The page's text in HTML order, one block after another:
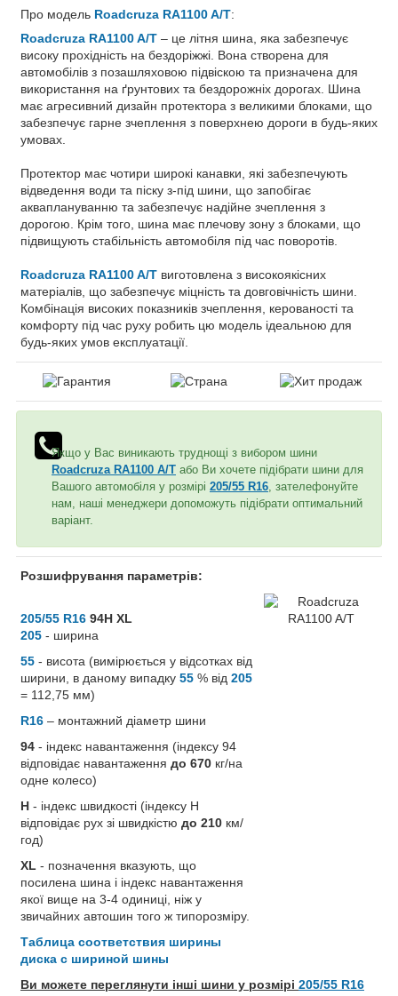
Про модель Roadcruza RA1100 A/T:
Roadcruza RA1100 A/T – це літня шина, яка забезпечує
високу прохідність на бездоріжжі. Вона створена для
автомобілів з позашляховою підвіскою та призначена для
використання на ґрунтових та бездорожніх дорогах. Шина
має агресивний дизайн протектора з великими блоками, що
забезпечує гарне зчеплення з поверхнею дороги в будь-яких
умовах.
Протектор має чотири широкі канавки, які забезпечують
відведення води та піску з-під шини, що запобігає
акваплануванню та забезпечує надійне зчеплення з
дорогою. Крім того, шина має плечову зону з блоками, що
підвищують стабільність автомобіля під час поворотів.
Roadcruza RA1100 A/T виготовлена ​​з високоякісних
матеріалів, що забезпечує міцність та довговічність шини.
Комбінація високих показників зчеплення, керованості та
комфорту під час руху робить цю модель ідеальною для
будь-яких умов експлуатації.
Якщо у Вас виникають труднощі з вибором шини
Roadcruza RA1100 A/T або Ви хочете підібрати шини для
Вашого автомобіля у розмірі 205/55 R16 , зателефонуйте
нам, наші менеджери допоможуть підібрати оптимальний
варіант.
Розшифрування параметрів:
205/55 R16 94H XL
205 - ширина
55 - висота (вимірюється у відсотках від
ширини, в даному випадку 55 % від 205
= 112,75 мм)
R16 – монтажний діаметр шини
94 - індекс навантаження (індексу 94
відповідає навантаження до 670 кг/на
одне колесо)
H - індекс швидкості (індексу H
відповідає рух зі швидкістю до 210 км/
год)
XL - позначення вказують, що
посилена шина і індекс навантаження
якої вище на 3-4 одиниці, ніж у
звичайних автошин того ж типорозміру.
Таблица соответствия ширины
диска с шириной шины
Ви можете переглянути інші шини у розмірі 205/55 R16